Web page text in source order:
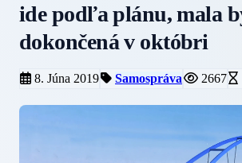
ide podľa plánu, mala
dokončená v októbri
8. Júna 2019 Samospráva 2667